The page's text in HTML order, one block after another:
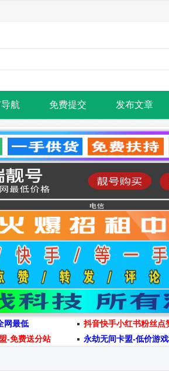
航 免费提交 发布文章
网最低 抖音快手小红书粉丝点
-免费送分站 永劫无间卡盟-低价游